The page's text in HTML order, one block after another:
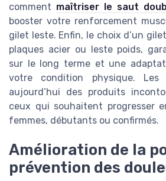
comment maîtriser le saut
booster votre renforcement
gilet leste. Enfin, le choix d’un
plaques acier ou leste poids,
sur le long terme et une
votre condition physique.
aujourd’hui des produits
ceux qui souhaitent progresser
femmes, débutants ou confirmés.
Amélioration de la
prévention des